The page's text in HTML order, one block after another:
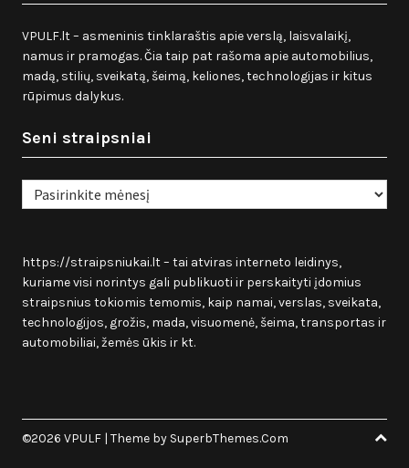
VPULF.lt – asmeninis tinklaraštis apie verslą, laisvalaikį,
namus ir pramogas. Čia taip pat rašoma apie automobilius,
madą, stilių, sveikatą, šeimą, keliones, technologijas ir kitus
rūpimus dalykus.
Seni straipsniai
Seni
straipsniai
https://straipsniukai.lt– tai atviras interneto leidinys,
kuriame visi norintys gali publikuoti ir perskaityti įdomius
straipsnius tokiomis temomis, kaip namai, verslas, sveikata,
technologijos, grožis, mada, visuomenė, šeima, transportas ir
automobiliai, žemės ūkis ir kt.
©2026 VPULF | Theme by SuperbThemes.Com